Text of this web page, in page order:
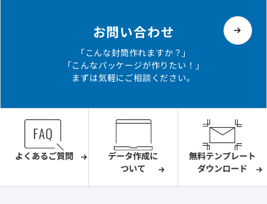
お問い合わせ
「こんな封筒作れますか？」
「こんなパッケージが作りたい！」
まずは気軽にご相談ください。
よくあるご質問
データ作成に
ついて
無料テンプレート
ダウンロード